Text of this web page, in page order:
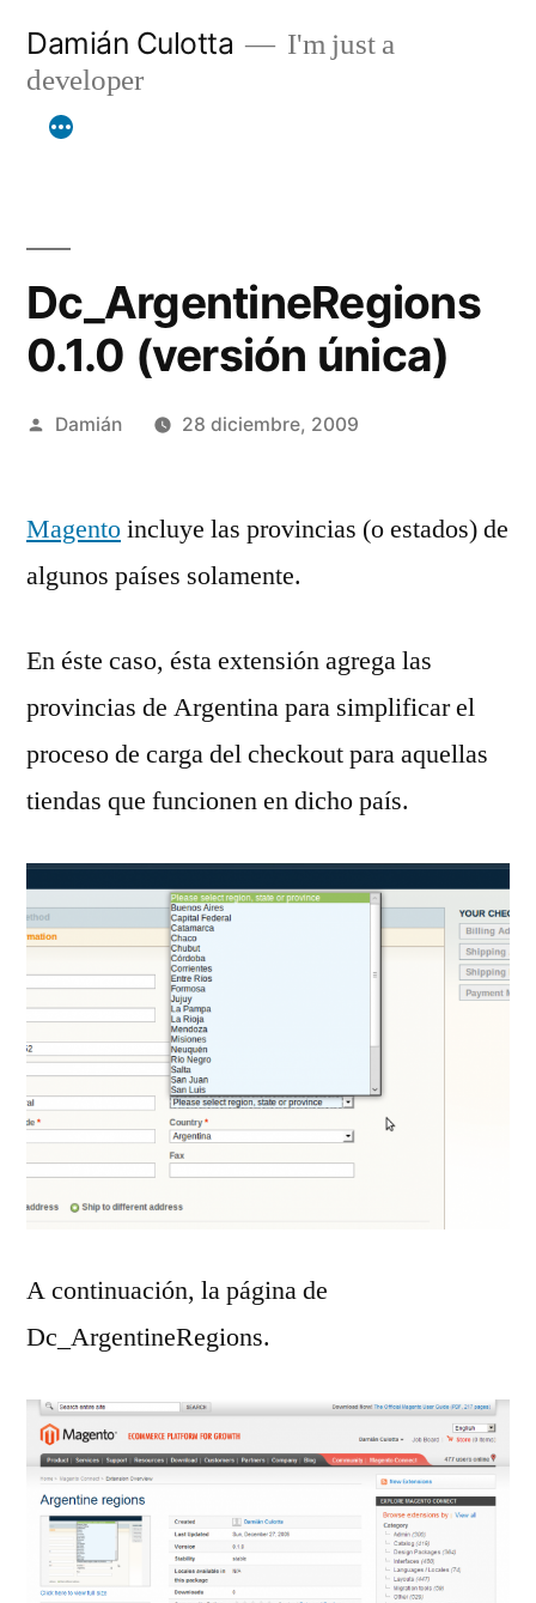
contenido
Damián Culotta
I'm just a
developer
Dc_ArgentineRegions
0.1.0 (versión única)
Publicado
Damián 28 diciembre, 2009
Magentoincluye las provincias (o estados) de
algunos países solamente.
En éste caso, ésta extensión agrega las
provincias de Argentina para simplificar el
proceso de carga del checkout para aquellas
tiendas que funcionen en dicho país.
A continuación, la página de
Dc_ArgentineRegions.